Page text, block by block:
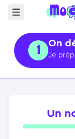
Afficher le
1
On
Je
Un